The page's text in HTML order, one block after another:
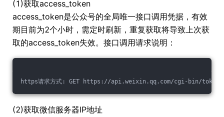
(1)获取access_token
access_token是公众号的全局唯一接口调用凭据，有效
期目前为2个小时，需定时刷新，重复获取将导致上次获
取的access_token失效。接口调用请求说明：
https请求方式: GET https://api.weixin.qq.com/cgi-bin/
(2)获取微信服务器IP地址